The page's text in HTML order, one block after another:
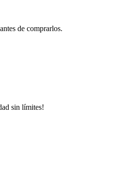
de comprarlos.
sin límites!